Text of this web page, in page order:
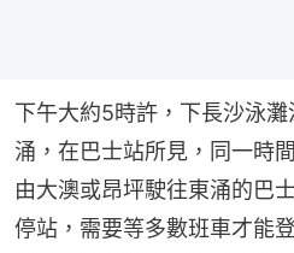
下午大約5時許，下長沙泳
涌，在巴士站所見，同一時
由大澳或昂坪駛往東涌的巴
停站，需要等多數班車才能